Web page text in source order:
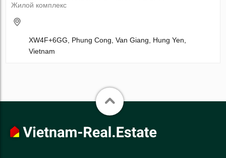
Жилой комплекс
XW4F+6GG, Phung Cong, Van Giang, Hung Yen,
Vietnam